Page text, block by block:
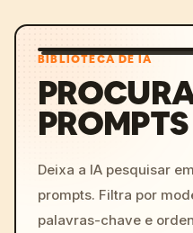
BIBLIOTECA DE IA
Deixa a IA pesquisar
prompts. Filtra por
palavras-chave e